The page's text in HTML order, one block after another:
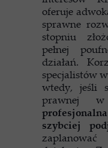
oferuje
sprawne
stopniu
pełnej
działań.
specjalistów
wtedy, jeśli
prawnej w
szybciej